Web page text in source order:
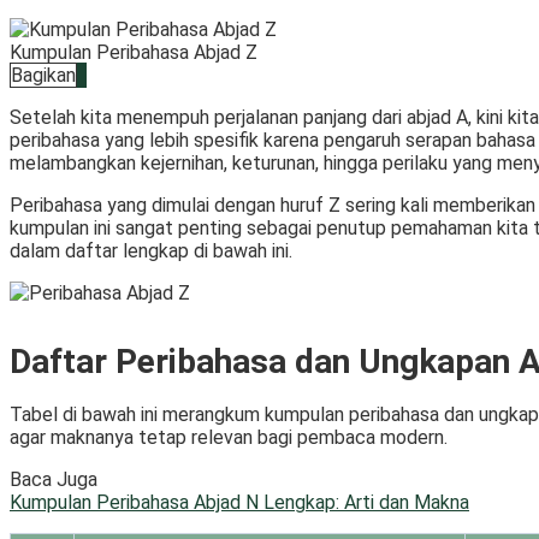
Kumpulan Peribahasa Abjad Z
Bagikan
Setelah kita menempuh perjalanan panjang dari abjad A, kini
peribahasa yang lebih spesifik karena pengaruh serapan
melambangkan kejernihan, keturunan, hingga perilaku yang
Peribahasa yang dimulai dengan huruf Z sering kali
kumpulan ini sangat penting sebagai penutup pemahaman
dalam daftar lengkap di bawah ini.
Daftar Peribahasa dan Ungkapan
Tabel di bawah ini merangkum kumpulan peribahasa dan
agar maknanya tetap relevan bagi pembaca modern.
Baca Juga
Kumpulan Peribahasa Abjad N Lengkap: Arti dan Makna